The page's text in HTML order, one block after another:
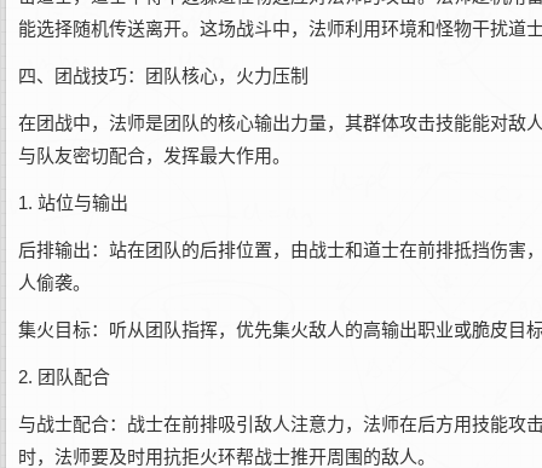
能选择随机传送离开。这场战斗中，法师利用环境和怪物干扰道
四、团战技巧：团队核心，火力压制
在团战中，法师是团队的核心输出力量，其群体攻击技能能对敌
与队友密切配合，发挥最大作用。
1. 站位与输出
后排输出：站在团队的后排位置，由战士和道士在前排抵挡伤
人偷袭。
集火目标：听从团队指挥，优先集火敌人的高输出职业或脆皮目
2. 团队配合
与战士配合：战士在前排吸引敌人注意力，法师在后方用技能攻
时，法师要及时用抗拒火环帮战士推开周围的敌人。